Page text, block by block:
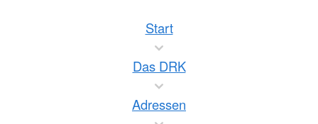
Start
Das DRK
Adressen